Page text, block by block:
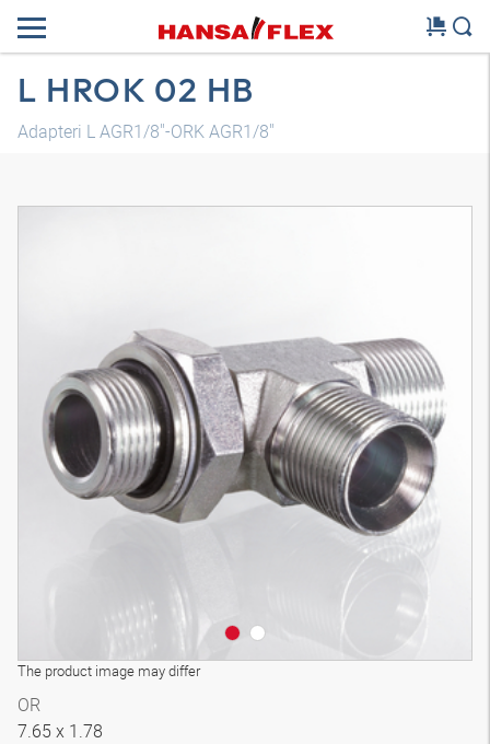
L HROK 02 HB
Adapteri L AGR1/8"-ORK AGR1/8"
The product image may differ
OR
7.65 x 1.78